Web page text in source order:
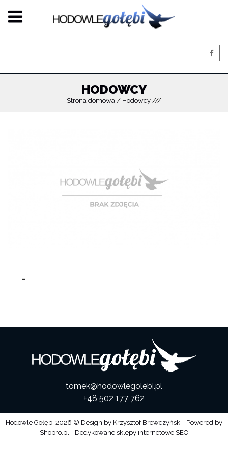
HODOWCY
Strona domowa Hodowcy
-
tomek@hodowlegolebi.pl
+48 502 177 762
Hodowle Gołębi 2026 © Design by Krzysztof Brewczyński | Powered by
Shopro.pl - Dedykowane sklepy internetowe SEO